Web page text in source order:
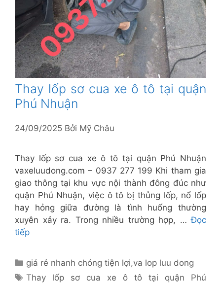
Thay lốp sơ cua xe ô tô tại quận
Phú Nhuận
24/09/2025 Bởi Mỹ Châu
Thay lốp sơ cua xe ô tô tại quận Phú Nhuận
vaxeluudong.com – 0937 277 199 Khi tham gia
giao thông tại khu vực nội thành đông đúc như
quận Phú Nhuận, việc ô tô bị thủng lốp, nổ lốp
hay hỏng giữa đường là tình huống thường
xuyên xảy ra. Trong nhiều trường hợp, …Đọc
tiếp
Danh
mục
giá rẻ nhanh chóng tiện lợi,va lop luu dong
Thẻ
Thay lốp sơ cua xe ô tô tại quận Phú